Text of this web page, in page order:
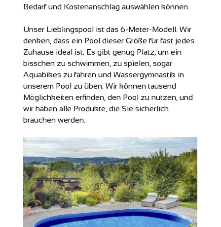
Bedarf und Kostenanschlag auswählen können.
Unser Lieblingspool ist das 6-Meter-Modell. Wir
denken, dass ein Pool dieser Größe für fast jedes
Zuhause ideal ist. Es gibt genug Platz, um ein
bisschen zu schwimmen, zu spielen, sogar
Aquabikes zu fahren und Wassergymnastik in
unserem Pool zu üben. Wir können tausend
Möglichkeiten erfinden, den Pool zu nutzen, und
wir haben alle Produkte, die Sie sicherlich
brauchen werden.